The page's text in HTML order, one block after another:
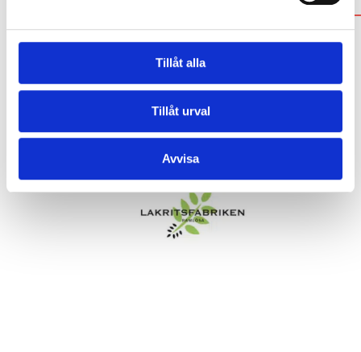
Tillåt alla
Tillåt urval
Avvisa